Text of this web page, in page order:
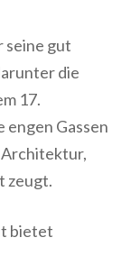
seine gut
die
17.
engen Gassen
zeugt.
bietet